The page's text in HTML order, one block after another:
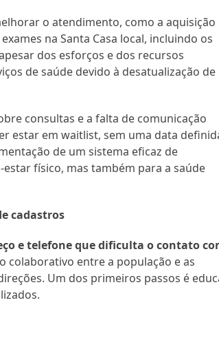
o atendimento, como a aquisição
na Santa Casa local, incluindo os
dos esforços e dos recursos
de saúde devido à desatualização de
consultas e a falta de comunicação
estar em waitlist, sem uma data
de um sistema eficaz de
físico, mas também para a saúde
cadastros
e telefone que dificulta o contato
colaborativo entre a população e as
Um dos primeiros passos é